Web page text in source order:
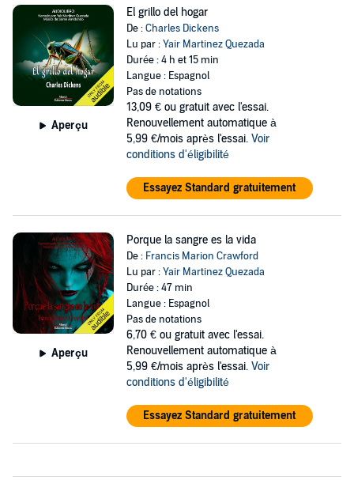
Aperçu
El grillo del hogar
De :Charles Dickens
Lu par :Yair Martinez Quezada
Durée : 4 h et 15 min
Langue : Espagnol
Pas de notations
13,09 € ou gratuit avec l'essai.
Renouvellement automatique à
5,99 €/mois après l'essai. Voir
conditions d'éligibilité
Essayez Standard gratuitement
Aperçu
Porque la sangre es la vida
De : Francis Marion Crawford
Lu par :Yair Martinez Quezada
Durée : 47 min
Langue : Espagnol
Pas de notations
6,70 € ou gratuit avec l'essai.
Renouvellement automatique à
5,99 €/mois après l'essai. Voir
conditions d'éligibilité
Essayez Standard gratuitement